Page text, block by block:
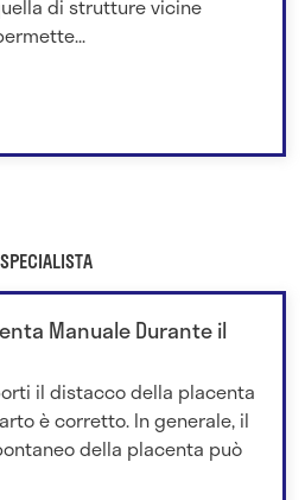
di strutture vicine
Manuale Durante il
il distacco della placenta
è corretto. In generale, il
della placenta può